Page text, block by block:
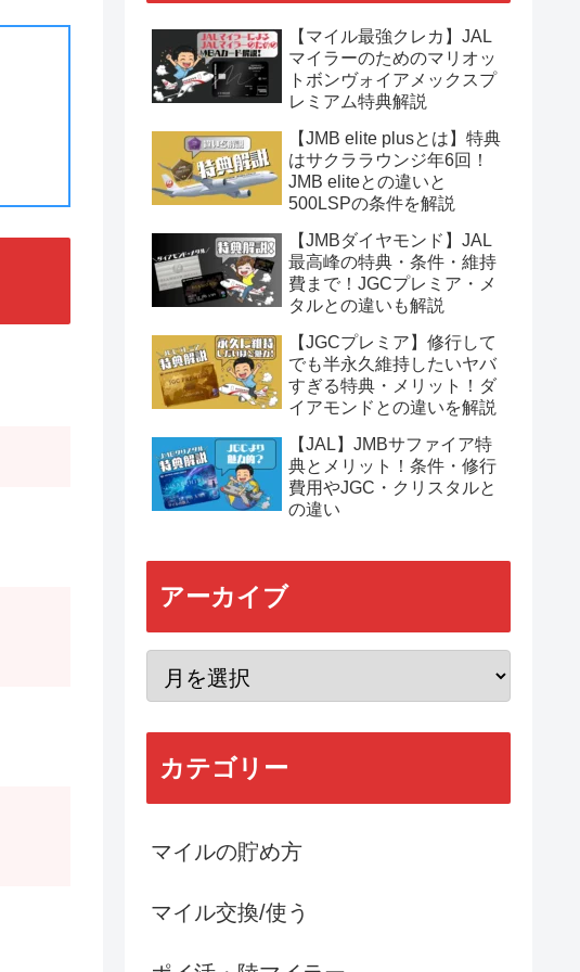
【マイル最強クレカ】JAL
マイラーのためのマリオッ
トボンヴォイアメックスプ
レミアム特典解説
【JMB elite plusとは】特典
はサクララウンジ年6回！
JMB eliteとの違いと
500LSPの条件を解説
【JMBダイヤモンド】JAL
最高峰の特典・条件・維持
費まで！JGCプレミア・メ
タルとの違いも解説
【JGCプレミア】修行して
でも半永久維持したいヤバ
すぎる特典・メリット！ダ
イアモンドとの違いを解説
【JAL】JMBサファイア特
典とメリット！条件・修行
費用やJGC・クリスタルと
の違い
アーカイブ
カテゴリー
マイルの貯め方
マイル交換/使う